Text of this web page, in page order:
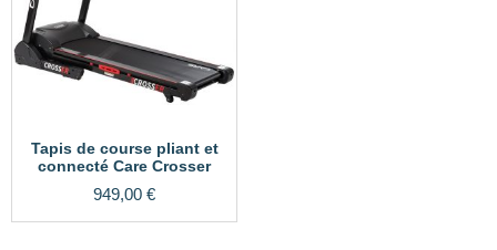
Tapis de course pliant et
connecté Care Crosser
949,00 €